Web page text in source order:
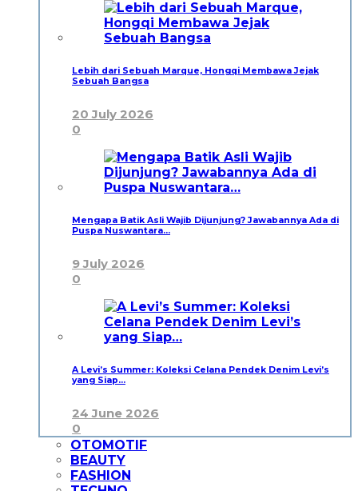
Lebih dari Sebuah Marque, Hongqi Membawa Jejak
Sebuah Bangsa
20 July 2026
0
Mengapa Batik Asli Wajib Dijunjung? Jawabannya Ada di
Puspa Nuswantara…
9 July 2026
0
A Levi’s Summer: Koleksi Celana Pendek Denim Levi’s
yang Siap…
24 June 2026
0
OTOMOTIF
BEAUTY
FASHION